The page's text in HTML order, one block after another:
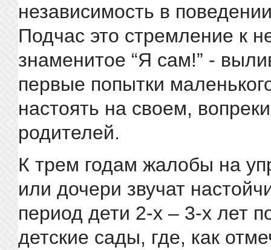
независимость в
Подчас это стремление к
знаменитое “Я сам!” -
первые попытки
настоять на своем,
родителей.
К трем годам жалобы на
или дочери звучат
период дети 2-х – 3-х лет
детские сады, где, как